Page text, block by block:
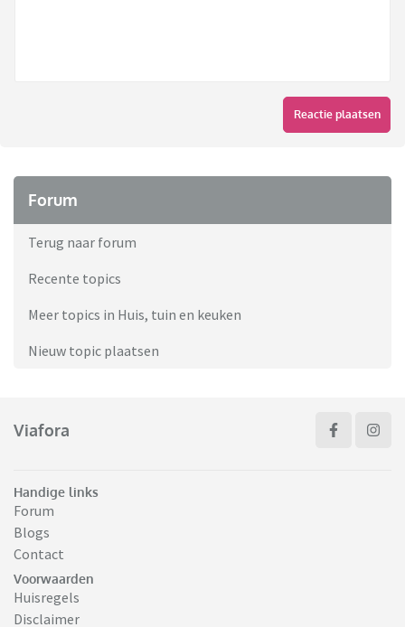
Reactie plaatsen
Forum
Terug naar forum
Recente topics
Meer topics in Huis, tuin en keuken
Nieuw topic plaatsen
Viafora
Handige links
Forum
Blogs
Contact
Voorwaarden
Huisregels
Disclaimer